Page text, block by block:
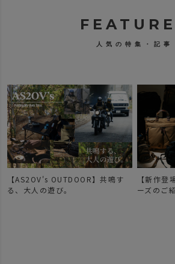
人気の特集・記事
【AS2OV's OUTDOOR】共鳴す
る、大人の遊び。
【新作登
ーズのご